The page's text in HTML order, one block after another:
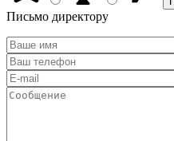
Письмо директору